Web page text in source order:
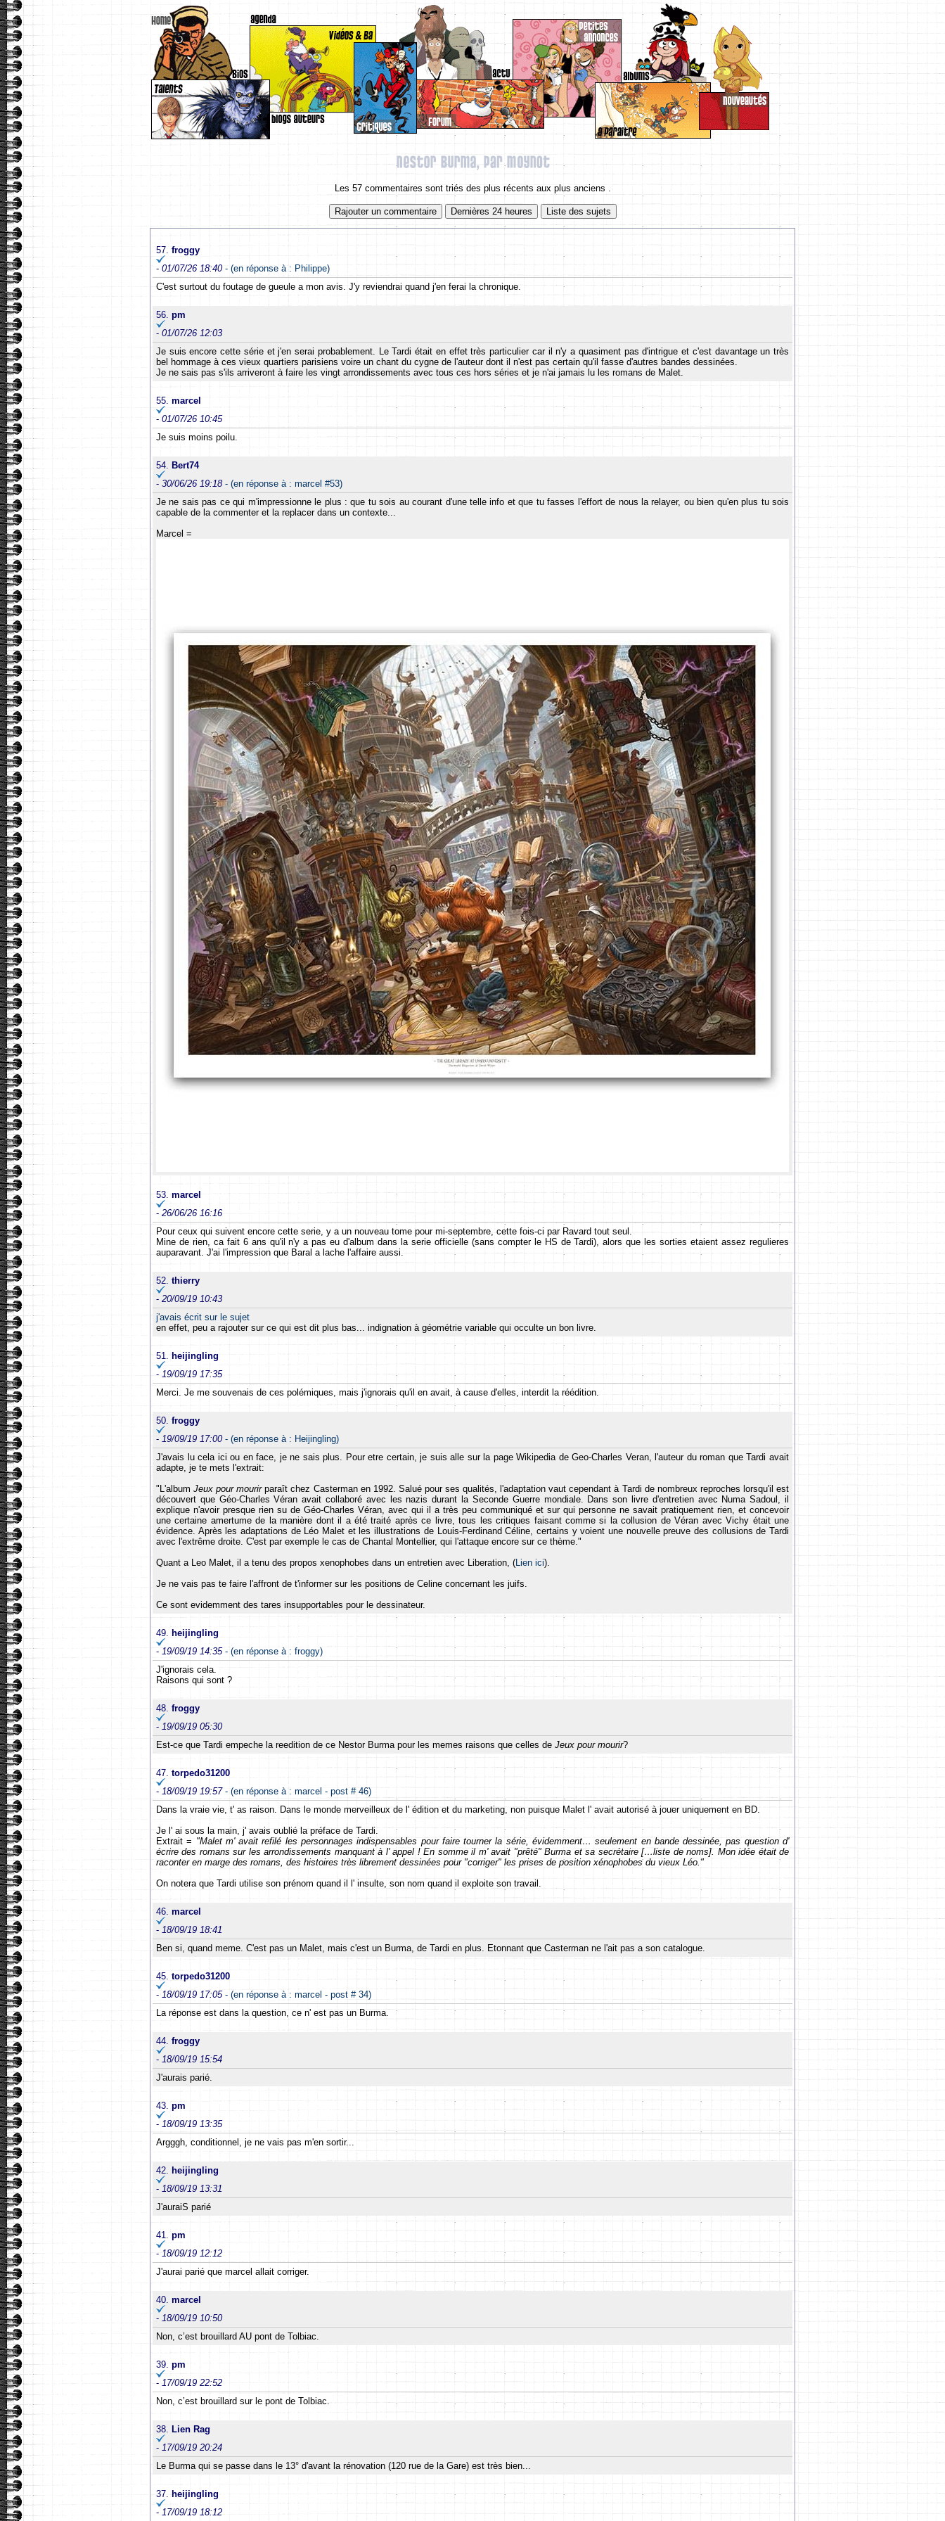
Les 57 commentaires sont triés des plus récents aux plus anciens .
57. froggy
- 01/07/26 18:40 - (en réponse à : Philippe)
C'est surtout du foutage de gueule a mon avis. J'y reviendrai quand j'en ferai la chronique.
56. pm
- 01/07/26 12:03
Je suis encore cette série et j'en serai probablement. Le Tardi était en effet très particulier car il n'y a quasiment pas d'intrigue et c'est davantage un très
bel hommage à ces vieux quartiers parisiens voire un chant du cygne de l'auteur dont il n'est pas certain qu'il fasse d'autres bandes dessinées.
Je ne sais pas s'ils arriveront à faire les vingt arrondissements avec tous ces hors séries et je n'ai jamais lu les romans de Malet.
55. marcel
- 01/07/26 10:45
Je suis moins poilu.
54. Bert74
- 30/06/26 19:18 - (en réponse à : marcel #53)
Je ne sais pas ce qui m'impressionne le plus : que tu sois au courant d'une telle info et que tu fasses l'effort de nous la relayer, ou bien qu'en plus tu sois
capable de la commenter et la replacer dans un contexte...
Marcel =
53. marcel
- 26/06/26 16:16
Pour ceux qui suivent encore cette serie, y a un nouveau tome pour mi-septembre, cette fois-ci par Ravard tout seul.
Mine de rien, ca fait 6 ans qu'il n'y a pas eu d'album dans la serie officielle (sans compter le HS de Tardi), alors que les sorties etaient assez regulieres
auparavant. J'ai l'impression que Baral a lache l'affaire aussi.
52. thierry
- 20/09/19 10:43
j'avais écrit sur le sujet
en effet, peu a rajouter sur ce qui est dit plus bas... indignation à géométrie variable qui occulte un bon livre.
51. heijingling
- 19/09/19 17:35
Merci. Je me souvenais de ces polémiques, mais j'ignorais qu'il en avait, à cause d'elles, interdit la réédition.
50. froggy
- 19/09/19 17:00 - (en réponse à : Heijingling)
J'avais lu cela ici ou en face, je ne sais plus. Pour etre certain, je suis alle sur la page Wikipedia de Geo-Charles Veran, l'auteur du roman que Tardi avait
adapte, je te mets l'extrait:
"L'albumJeux pour mourirparaît chez Casterman en 1992. Salué pour ses qualités, l'adaptation vaut cependant à Tardi de nombreux reproches lorsqu'il est
découvert que Géo-Charles Véran avait collaboré avec les nazis durant la Seconde Guerre mondiale. Dans son livre d'entretien avec Numa Sadoul, il
explique n'avoir presque rien su de Géo-Charles Véran, avec qui il a très peu communiqué et sur qui personne ne savait pratiquement rien, et concevoir
une certaine amertume de la manière dont il a été traité après ce livre, tous les critiques faisant comme si la collusion de Véran avec Vichy était une
évidence. Après les adaptations de Léo Malet et les illustrations de Louis-Ferdinand Céline, certains y voient une nouvelle preuve des collusions de Tardi
avec l'extrême droite. C'est par exemple le cas de Chantal Montellier, qui l'attaque encore sur ce thème."
Quant a Leo Malet, il a tenu des propos xenophobes dans un entretien avec Liberation, (Lien ici).
Je ne vais pas te faire l'affront de t'informer sur les positions de Celine concernant les juifs.
Ce sont evidemment des tares insupportables pour le dessinateur.
49. heijingling
- 19/09/19 14:35 - (en réponse à : froggy)
J'ignorais cela.
Raisons qui sont ?
48. froggy
- 19/09/19 05:30
Est-ce que Tardi empeche la reedition de ce Nestor Burma pour les memes raisons que celles de Jeux pour mourir?
47. torpedo31200
- 18/09/19 19:57 - (en réponse à : marcel - post # 46)
Dans la vraie vie, t' as raison. Dans le monde merveilleux de l' édition et du marketing, non puisque Malet l' avait autorisé à jouer uniquement en BD.
Je l' ai sous la main, j' avais oublié la préface de Tardi.
Extrait = "Malet m' avait refilé les personnages indispensables pour faire tourner la série, évidemment… seulement en bande dessinée, pas question d'
écrire des romans sur les arrondissements manquant à l' appel ! En somme il m' avait "prêté" Burma et sa secrétaire […liste de noms]. Mon idée était de
raconter en marge des romans, des histoires très librement dessinées pour "corriger" les prises de position xénophobes du vieux Léo."
On notera que Tardi utilise son prénom quand il l' insulte, son nom quand il exploite son travail.
46. marcel
- 18/09/19 18:41
Ben si, quand meme. C'est pas un Malet, mais c'est un Burma, de Tardi en plus. Etonnant que Casterman ne l'ait pas a son catalogue.
45. torpedo31200
- 18/09/19 17:05 - (en réponse à : marcel - post # 34)
La réponse est dans la question, ce n' est pas un Burma.
44. froggy
- 18/09/19 15:54
J'aurais parié.
43. pm
- 18/09/19 13:35
Argggh, conditionnel, je ne vais pas m'en sortir...
42. heijingling
- 18/09/19 13:31
J'auraiS parié
41. pm
- 18/09/19 12:12
J'aurai parié que marcel allait corriger.
40. marcel
- 18/09/19 10:50
Non, c’est brouillard AU pont de Tolbiac.
39. pm
- 17/09/19 22:52
Non, c’est brouillard sur le pont de Tolbiac.
38. Lien Rag
- 17/09/19 20:24
Le Burma qui se passe dans le 13° d'avant la rénovation (120 rue de la Gare) est très bien...
37. heijingling
- 17/09/19 18:12